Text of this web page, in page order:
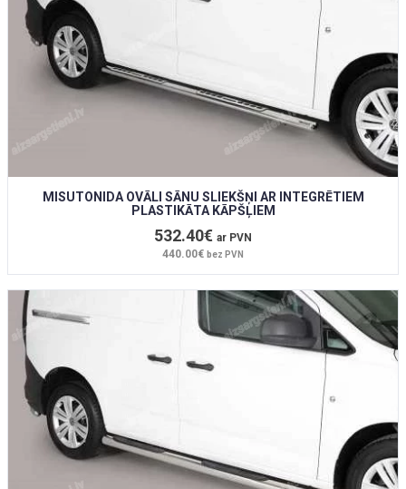
MISUTONIDA OVĀLI SĀNU SLIEKŠŅI AR INTEGRĒTIEM
PLASTIKĀTA KĀPŠĻIEM
532.40€ ar PVN
440.00€ bez PVN